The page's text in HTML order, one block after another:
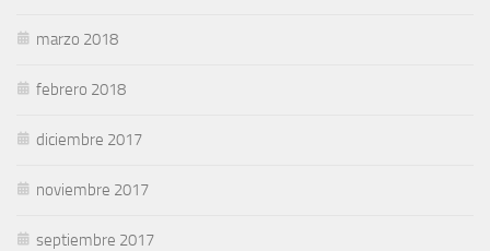
marzo 2018
febrero 2018
diciembre 2017
noviembre 2017
septiembre 2017